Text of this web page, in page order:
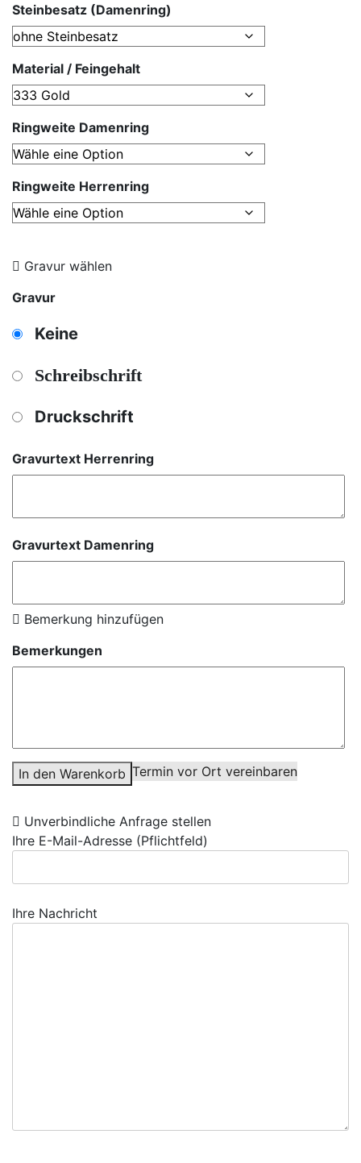
Steinbesatz (Damenring)
Material / Feingehalt
Ringweite Damenring
Ringweite Herrenring
Gravur wählen
Gravur
Keine
Schreibschrift
Druckschrift
Gravurtext Herrenring
Gravurtext Damenring
Bemerkung hinzufügen
Bemerkungen
In den Warenkorb Termin vor Ort vereinbaren
Unverbindliche Anfrage stellen
Ihre E-Mail-Adresse (Pflichtfeld)
Ihre Nachricht